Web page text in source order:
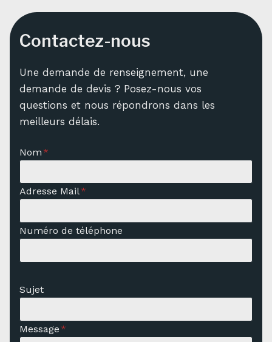
Contactez-nous
Une demande de renseignement, une
demande de devis ? Posez-nous vos
questions et nous répondrons dans les
meilleurs délais.
Nom*
Adresse Mail*
Numéro de téléphone
Sujet
Message*